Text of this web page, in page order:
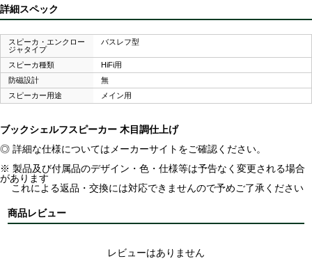
詳細スペック
スピーカ・エンクロー
ジャタイプ
バスレフ型
スピーカ種類
HiFi用
防磁設計
無
スピーカー用途
メイン用
ブックシェルフスピーカー 木目調仕上げ
◎ 詳細な仕様についてはメーカーサイトをご確認ください。
※ 製品及び付属品のデザイン・色・仕様等は予告なく変更される場合
があります
これによる返品・交換には対応できませんので予めご了承ください
商品レビュー
レビューはありません